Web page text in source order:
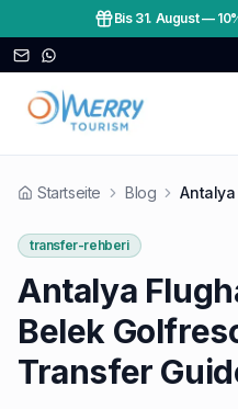
Bis 31. August—
Startseite Blog
transfer-rehberi
Antalya
Belek
Transfer